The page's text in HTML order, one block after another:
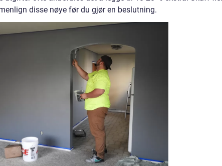
disse nøye før du gjør en beslutning.